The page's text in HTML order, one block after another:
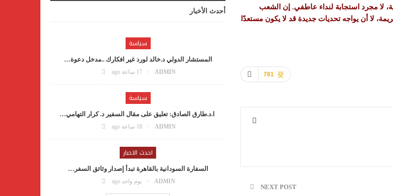
لا مجرد استجابة لنداء عاطفي. إن الشعب
لا أن يواجه تحديات جديدة قد لا يكون مستعدًا
781
NEXT POST
أحدث الأخبار
سياسة
المستشار الدولي د.خالد لورد غير افكارك ..مدخل دعوة…
ADMIN 17 ساعة ago
سياسة
ا.د.طارق الصادق: تعليق على مقال السفير د. كرار التهامي…
ADMIN 18 ساعة ago
احدث الاخبار
السفارة السودانية بالقاهرة تبدأ إصدار وثائق السفر…
ADMIN يوم واحد ago